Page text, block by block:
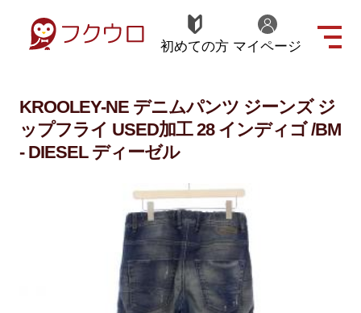
初めての方 マイページ
KROOLEY-NE デニムパンツ ジーンズ ジ
ップフライ USED加工 28 インディゴ /BM
- DIESEL ディーゼル